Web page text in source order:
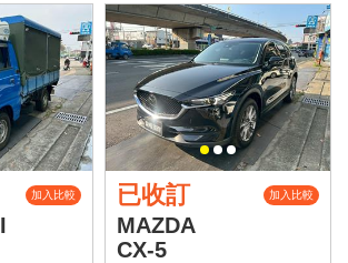
加入比較 已收訂 加入比較
MAZDA
CX-5